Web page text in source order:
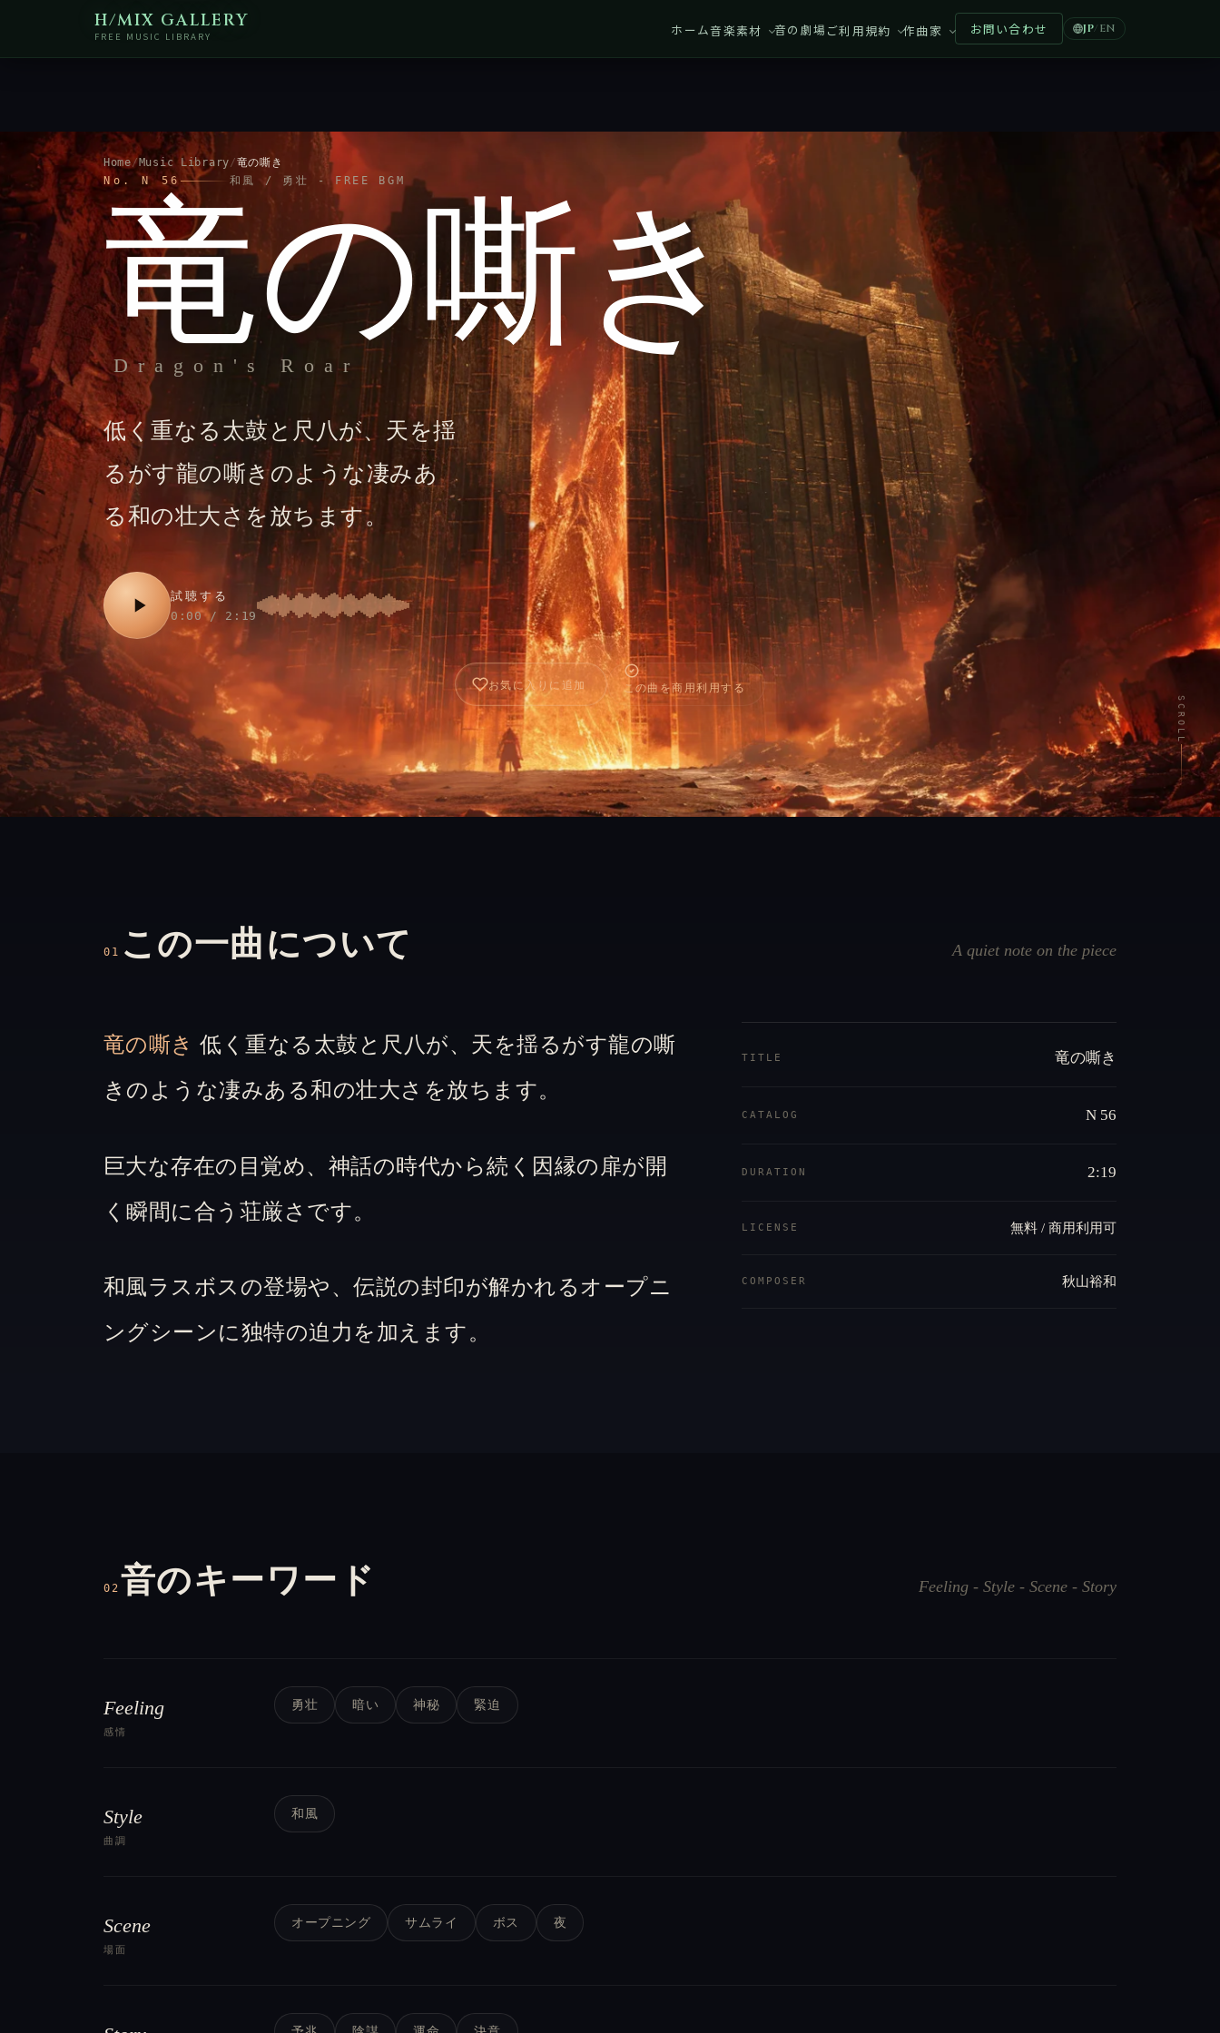
H/MIX GALLERY
FREE MUSIC LIBRARY ホーム音楽素材 音の劇場 ご利用規約 作曲家 お問い合わせ JP/ EN
Home/Music Library/竜の嘶き
No. N 56
和風 / 勇壮 - FREE BGM
竜の嘶き
Dragon's Roar
低く重なる太鼓と尺八が、天を揺
るがす龍の嘶きのような凄みあ
る和の壮大さを放ちます。
試聴する
0:00 / 2:19
お気に入りに追加 この曲を商用利用する
SCROLL
01 この一曲について A quiet note on the piece
竜の嘶き 低く重なる太鼓と尺八が、天を揺るがす龍の嘶
きのような凄みある和の壮大さを放ちます。
巨大な存在の目覚め、神話の時代から続く因縁の扉が開
く瞬間に合う荘厳さです。
和風ラスボスの登場や、伝説の封印が解かれるオープニ
ングシーンに独特の迫力を加えます。
TITLE 竜の嘶き
CATALOG N 56
DURATION 2:19
LICENSE 無料 / 商用利用可
COMPOSER 秋山裕和
02 音のキーワード Feeling - Style - Scene - Story
Feeling
感情
勇壮 暗い 神秘 緊迫
Style
曲調
和風
Scene
場面
オープニング サムライ ボス 夜